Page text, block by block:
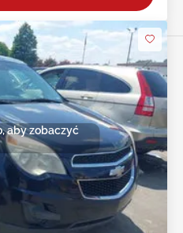
aby zobaczyć